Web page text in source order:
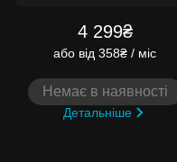
4 299₴
або від 358₴ / міс
Немає в наявності
Детальніше